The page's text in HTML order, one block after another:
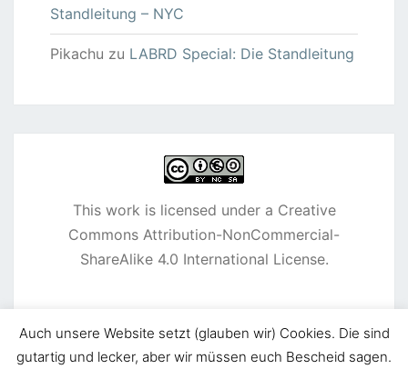
Standleitung – NYC
Pikachu zu LABRD Special: Die Standleitung
This work is licensed under a Creative
Commons Attribution-NonCommercial-
ShareAlike 4.0 International License.
Auch unsere Website setzt (glauben wir) Cookies. Die sind
gutartig und lecker, aber wir müssen euch Bescheid sagen.